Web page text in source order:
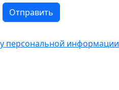
Отправить
персональной информации